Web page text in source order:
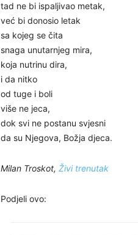
tad ne bi ispaljivao metak,
već bi donosio letak
sa kojeg se čita
snaga unutarnjeg mira,
koja nutrinu dira,
i da nitko
od tuge i boli
više ne jeca,
dok svi ne postanu svjesni
da su Njegova, Božja djeca.
Milan Troskot, Živi trenutak
Podjeli ovo: